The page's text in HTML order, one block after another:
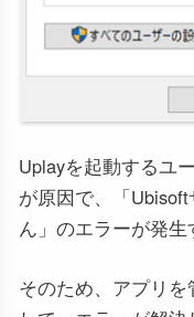
Uplayを起動するユ
が原因で、「
ん」のエラーが発生
そのため、アプリ